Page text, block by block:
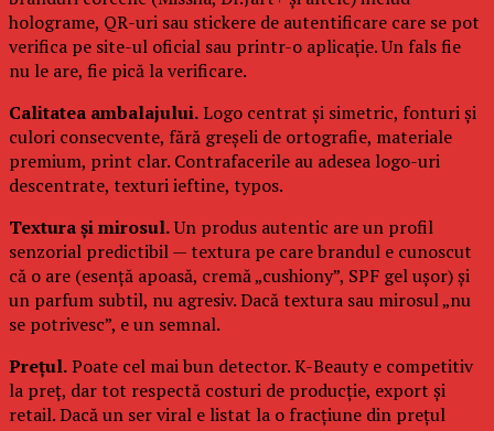
holograme, QR-uri sau stickere de autentificare care se pot
verifica pe site-ul oficial sau printr-o aplicație. Un fals fie
nu le are, fie pică la verificare.
Calitatea ambalajului.Logo centrat și simetric, fonturi și
culori consecvente, fără greșeli de ortografie, materiale
premium, print clar. Contrafacerile au adesea logo-uri
descentrate, texturi ieftine, typos.
Textura și mirosul.Un produs autentic are un profil
senzorial predictibil — textura pe care brandul e cunoscut
că o are (esență apoasă, cremă „cushiony”, SPF gel ușor) și
un parfum subtil, nu agresiv. Dacă textura sau mirosul „nu
se potrivesc”, e un semnal.
Prețul.Poate cel mai bun detector. K-Beauty e competitiv
la preț, dar tot respectă costuri de producție, export și
retail. Dacă un ser viral e listat la o fracțiune din prețul